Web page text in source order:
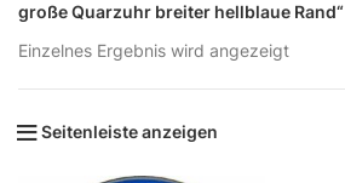
große Quarzuhr breiter hellblaue Rand“
Einzelnes Ergebnis wird angezeigt
Seitenleiste anzeigen